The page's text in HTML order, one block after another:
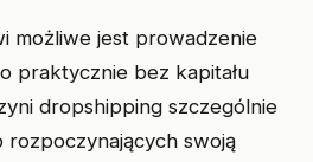
możliwe jest prowadzenie
praktycznie bez kapitału
dropshipping szczególnie
rozpoczynających swoją